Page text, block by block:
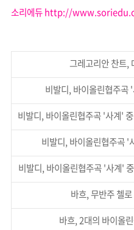
소리에듀 http://
그레고리안 찬트,
비발디, 바이올린협주
비발디, 바이올린협주곡 '사계'
비발디, 바이올린협주곡
비발디, 바이올린협주곡 '사계'
바흐, 무반주 첼
바흐, 2대의 바이올